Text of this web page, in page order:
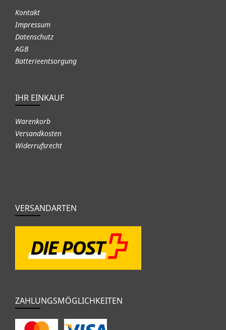
Kontakt
Impressum
Datenschutz
AGB
Batterieentsorgung
IHR EINKAUF
Warenkorb
Versandkosten
Widerrufsrecht
VERSANDARTEN
ZAHLUNGSMÖGLICHKEITEN